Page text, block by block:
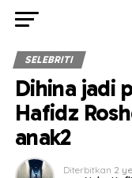
SELEBRITI
Dihina jadi
Hafidz
anak2
Diterbitkan 2